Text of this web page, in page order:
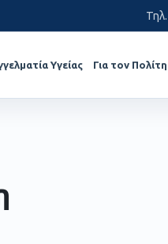
Υγείας Για τον Πολίτη